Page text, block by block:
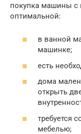
покупка машины с
оптимальной:
в ванной
машинке;
есть
дома
открыть
требуется
мебелью;